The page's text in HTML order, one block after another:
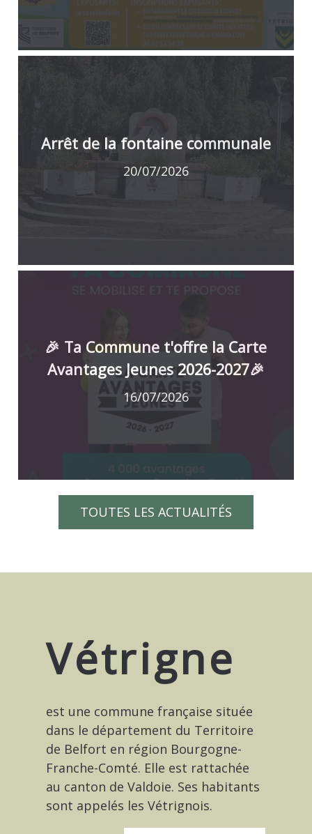
Arrêt de la fontaine communale
20/07/2026
🎉 Ta Commune t'offre la Carte
Avantages Jeunes 2026-2027🎉
16/07/2026
TOUTES LES ACTUALITÉS
Vétrigne
est une commune française située
dans le département du Territoire
de Belfort en région Bourgogne-
Franche-Comté. Elle est rattachée
au canton de Valdoie. Ses habitants
sont appelés les Vétrignois.